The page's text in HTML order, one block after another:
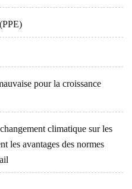
pour la croissance
climatique sur les
les avantages des normes